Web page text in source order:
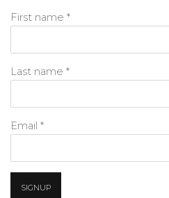
First name *
Last name *
Email *
SIGNUP